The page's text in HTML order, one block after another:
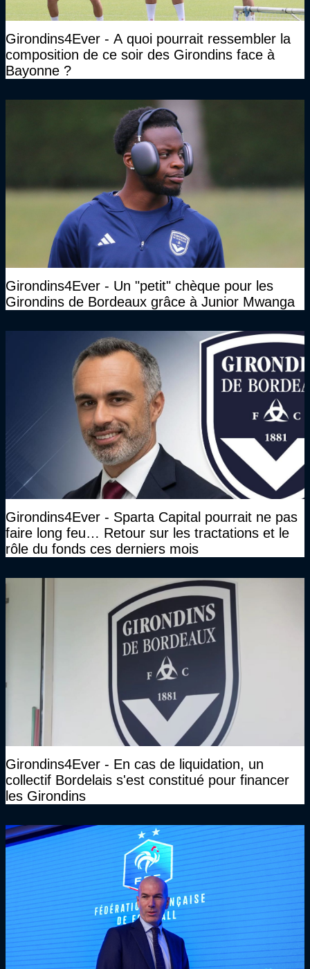
Girondins4Ever - A quoi pourrait ressembler la
composition de ce soir des Girondins face à
Bayonne ?
Girondins4Ever - Un "petit" chèque pour les
Girondins de Bordeaux grâce à Junior Mwanga
Girondins4Ever - Sparta Capital pourrait ne pas
faire long feu… Retour sur les tractations et le
rôle du fonds ces derniers mois
Girondins4Ever - En cas de liquidation, un
collectif Bordelais s'est constitué pour financer
les Girondins